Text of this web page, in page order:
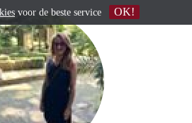
voor de beste service OK!